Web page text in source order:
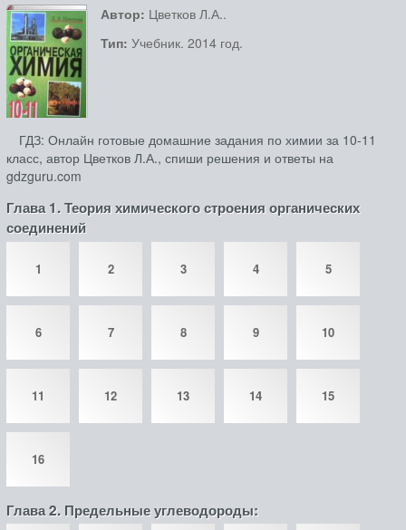
Автор: Цветков Л.А..
Тип: Учебник. 2014 год.
ГДЗ: Онлайн готовые домашние задания по химии за 10‐11
класс, автор Цветков Л.А., спиши решения и ответы на
gdzguru.com
Глава 1. Теория химического строения органических
соединений
1 2 3 4 5
6 7 8 9 10
11 12 13 14 15
16
Глава 2. Предельные углеводороды: